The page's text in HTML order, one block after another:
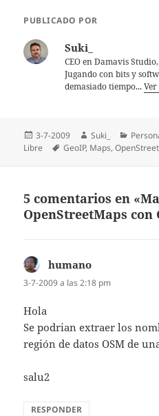
PUBLICADO POR
Suki_
CEO en Damavis
Jugando con bits y
demasiado tiempo...Ver
Publicado
el
3-7-2009 Autor
Suki_
Libre
Etiquetas
GeoIP, Maps,
5 comentarios en
OpenStreetMaps con
humano
3-7-2009 a las 2:18 pm
Hola
Se podrian extraer los
región de datos OSM de
salu2
RESPONDER